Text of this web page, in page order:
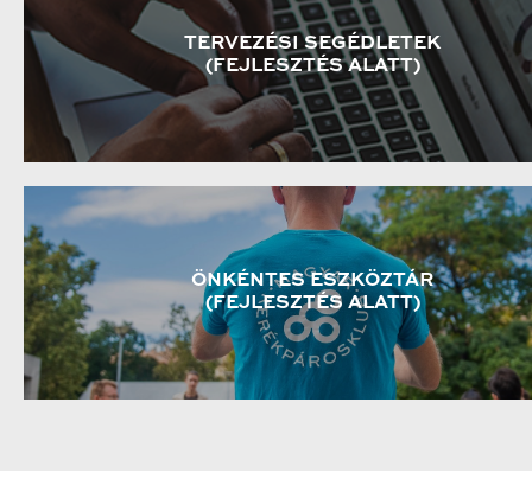
TERVEZÉSI SEGÉDLETEK
(FEJLESZTÉS ALATT)
ÖNKÉNTES ESZKÖZTÁR
(FEJLESZTÉS ALATT)